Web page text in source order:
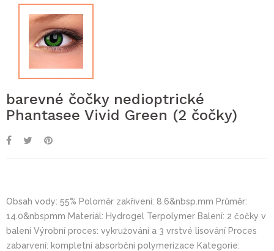
barevné čočky nedioptrické
Phantasee Vivid Green (2 čočky)
Obsah vody: 55% Poloměr zakřivení: 8.6&nbsp.mm Průměr:
14.0&nbspmm Materiál: Hydrogel Terpolymer Balení: 2 čočky v
balení Výrobní proces: vykružování a 3 vrstvé lisování Proces
zabarvení: kompletní absorbční polymerizace Kategorie: